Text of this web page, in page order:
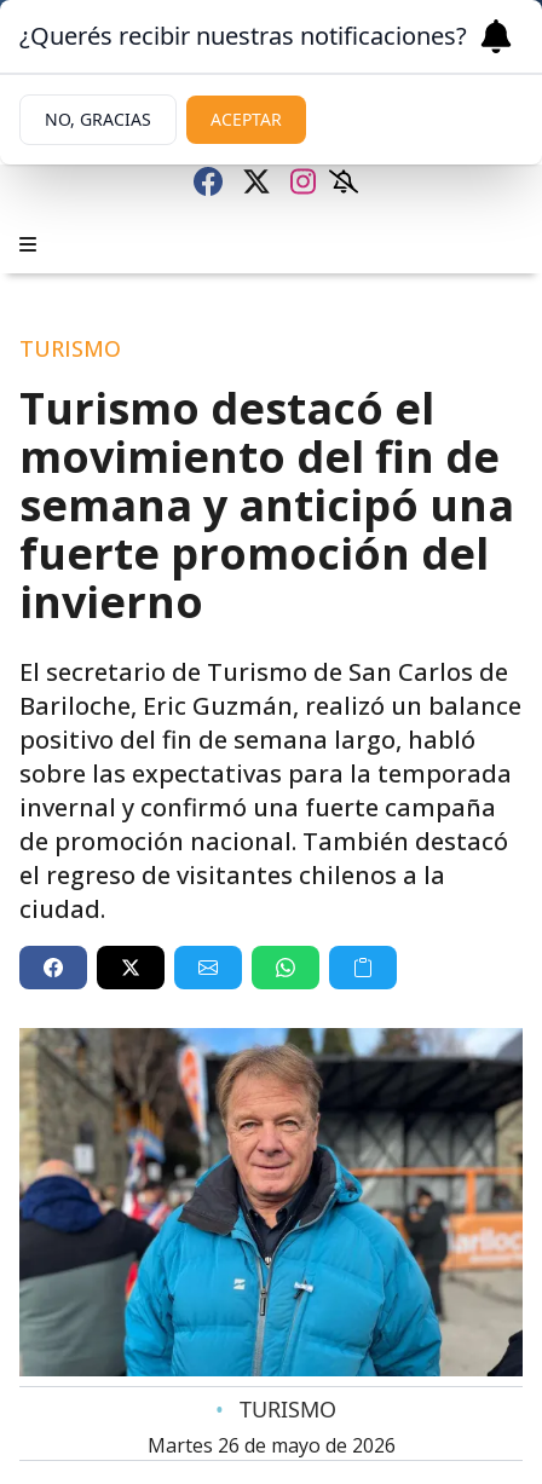
TURISMO
Turismo destacó el
movimiento del fin de
semana y anticipó una
fuerte promoción del
invierno
El secretario de Turismo de San Carlos de
Bariloche, Eric Guzmán, realizó un balance
positivo del fin de semana largo, habló
sobre las expectativas para la temporada
invernal y confirmó una fuerte campaña
de promoción nacional. También destacó
el regreso de visitantes chilenos a la
ciudad.
• TURISMO
martes 26 de mayo de 2026
¿Querés recibir nuestras notificaciones?
NO, GRACIAS ACEPTAR